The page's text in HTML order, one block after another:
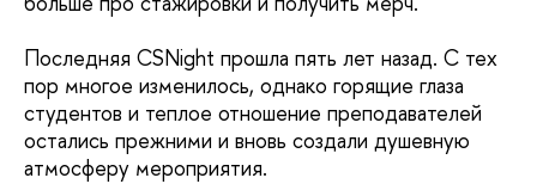
Последняя CSNight прошла пять лет назад. С тех
пор многое изменилось, однако горящие глаза
студентов и теплое отношение преподавателей
остались прежними и вновь создали душевную
атмосферу мероприятия.